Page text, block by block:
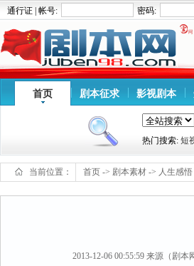
通行证 | 帐号: 密码:
首页 剧本征求 影视剧本
热门搜索: 短
当前位置： 首页 -> 剧本素材 -> 人生感悟
2013-12-06 00:55:59 来源（剧本